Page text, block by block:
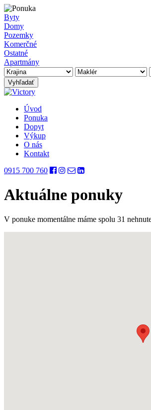
Byty
Domy
Pozemky
Komerčné
Ostatné
Apartmány
Úvod
Ponuka
Dopyt
Výkup
O nás
Kontakt
0915 700 760
Aktuálne ponuky
V ponuke momentálne máme spolu 31